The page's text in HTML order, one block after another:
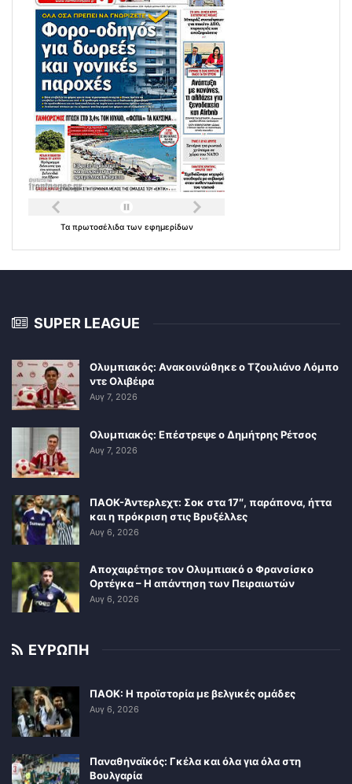
Τα πρωτοσέλιδα των εφημερίδων
SUPER LEAGUE
Ολυμπιακός: Ανακοινώθηκε ο Τζουλιάνο Λόμπο
ντε Ολιβέιρα
Αυγ 7, 2026
Ολυμπιακός: Επέστρεψε ο Δημήτρης Ρέτσος
Αυγ 7, 2026
ΠΑΟΚ-Άντερλεχτ: Σοκ στα 17″, παράπονα, ήττα
και η πρόκριση στις Βρυξέλλες
Αυγ 6, 2026
Αποχαιρέτησε τον Ολυμπιακό ο Φρανσίσκο
Ορτέγκα – Η απάντηση των Πειραιωτών
Αυγ 6, 2026
ΕΥΡΩΠΗ
ΠΑΟΚ: Η προϊστορία με βελγικές ομάδες
Αυγ 6, 2026
Παναθηναϊκός: Γκέλα και όλα για όλα στη
Βουλγαρία